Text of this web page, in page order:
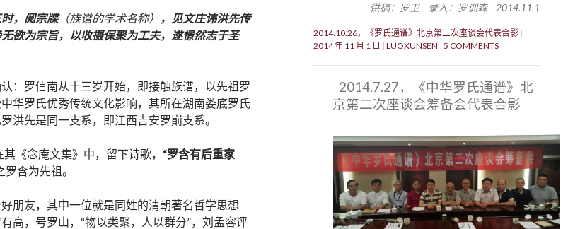
，阅宗牒（族谱的学术名称）
，见文庄讳洪先传
欲为宗旨，以收摄保聚为工夫，遂憬然志于圣
：罗信南从十三岁开始，即接触族谱，以先祖罗
华罗氏优秀传统文化影响，其所在湖南娄底罗氏
洪先是同一支系，即江西吉安罗崱支系。
其《念庵文集》中，留下诗歌， “罗含有后重家
含为先祖。
朋友，其中一位就是同姓的清朝著名哲学思想
高，号罗山，“物以类聚，人以群分”，刘孟容评
供稿：罗卫 录入：罗训森 2014.11.1
2014.10.26，《罗氏通谱》北京第二次座谈会代表合影
2014 年 11 月 1 日
LUOXUNSEN 5 COMMENTS
2014.7.27，《中华罗氏通谱》北
京第二次座谈会筹备会代表合影